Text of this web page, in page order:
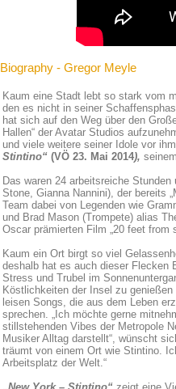
Biography - Gregor Meyle
Kaum eine Stadt lebt so stark vom
den es nicht in seiner
hat sich auf den Weg über den
Hallen“ der Avatar Studios
und viele weitere seiner Idole vor
Stintino“ (VÖ 23. Mai 2014),
Das waren 24 arbeitsreiche
Stone, Gianna Nannini), der bereits
Team dabei von Legenden wie
und Brad Mason (Trompete) alias
Oscar prämierten Film „20 feet from
Kaum ein Ort birgt so viel
deshalb hat es auch dieser Flecken
Stress und Trubel im
Köstlichkeiten der Insel zu
leisen Songs, die aus dem Leben
sprechen. „Ich möchte gerne
stillstehenden Vibes der Metropole
Musiker Alltag darstellt“, wünscht
träumt von einem Ort wie Stintino.
Arbeitsplatz der Welt.“